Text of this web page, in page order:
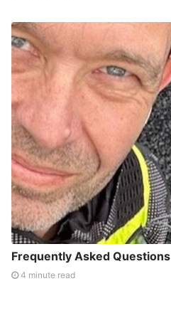
Frequently Asked Questions
4 minute read